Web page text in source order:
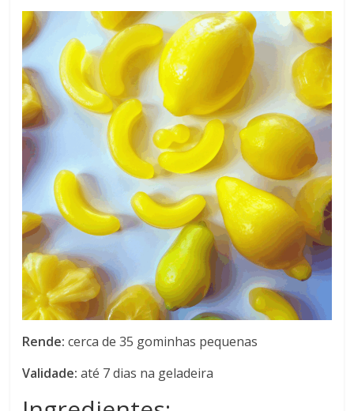
Rende: cerca de 35 gominhas pequenas
Validade: até 7 dias na geladeira